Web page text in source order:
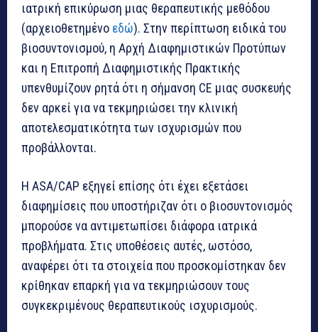
ιατρική επικύρωση μιας θεραπευτικής μεθόδου
(αρχειοθετημένο εδώ). Στην περίπτωση ειδικά του
βιοσυντονισμού, η Αρχή Διαφημιστικών Προτύπων
και η Επιτροπή Διαφημιστικής Πρακτικής
υπενθυμίζουν ρητά ότι η σήμανση CE μιας συσκευής
δεν αρκεί για να τεκμηριώσει την κλινική
αποτελεσματικότητα των ισχυρισμών που
προβάλλονται.
Η ASA/CAP εξηγεί επίσης ότι έχει εξετάσει
διαφημίσεις που υποστήριζαν ότι ο βιοσυντονισμός
μπορούσε να αντιμετωπίσει διάφορα ιατρικά
προβλήματα. Στις υποθέσεις αυτές, ωστόσο,
αναφέρει ότι τα στοιχεία που προσκομίστηκαν δεν
κρίθηκαν επαρκή για να τεκμηριώσουν τους
συγκεκριμένους θεραπευτικούς ισχυρισμούς.